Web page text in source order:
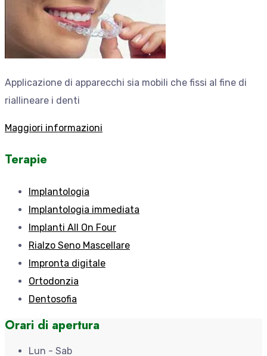
Applicazione di apparecchi sia mobili che fissi al fine di
riallineare i denti
Maggiori informazioni
Terapie
Implantologia
Implantologia immediata
Implanti All On Four
Rialzo Seno Mascellare
Impronta digitale
Ortodonzia
Dentosofia
Orari di apertura
Lun - Sab